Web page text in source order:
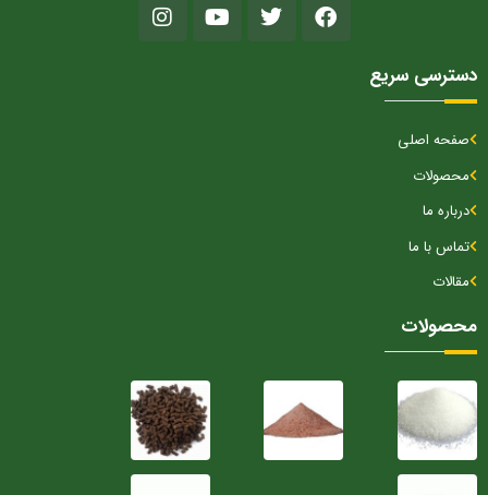
دسترسی سریع
صفحه اصلی
محصولات
درباره ما
تماس با ما
مقالات
محصولات